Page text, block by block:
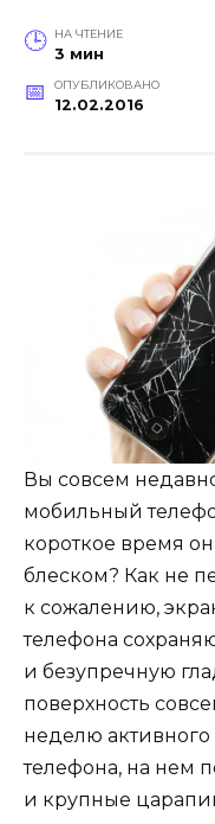
НА ЧТЕНИЕ
3 мин
ОПУБЛИКОВАНО
12.02.2016
Вы совсем
мобильный
короткое время
блеском? Как не
к сожалению,
телефона
и безупречную
поверхность
неделю
телефона, на нем
и крупные